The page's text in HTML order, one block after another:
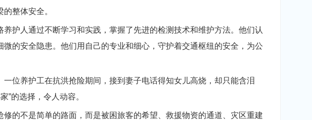
整体安全。
人通过不断学习和实践，掌握了先进的检测技术和维护方法。他们认
的安全隐患。他们用自己的专业和细心，守护着交通枢纽的安全，为公
养护工在抗洪抢险期间，接到妻子电话得知女儿高烧，却只能含泪
”的选择，令人动容。
不是简单的路面，而是被困旅客的希望、救援物资的通道、灾区重建